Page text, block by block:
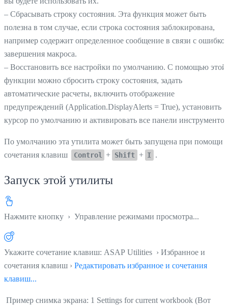
– Сбрасывать строку состояния. Эта функция может быть
полезна в том случае, если строка состояния заблокирована,
например содержит определенное сообщение в связи с
завершения макроса.
– Восстановить все настройки по умолчанию. С помощью этой
функции можно сбросить строку состояния, задать
автоматические расчеты, включить отображение
предупреждений (Application.DisplayAlerts = True), установить
курсор по умолчанию и активировать все панели
По умолчанию эта утилита может быть запущена при помощи
сочетания клавиш
Control + Shift + I .
Запуск этой утилиты
Нажмите кнопку › Управление режимами просмотра...
Укажите сочетание клавиш: ASAP Utilities › Избранное и
сочетания клавиш › Редактировать избранное и сочетания
клавиш...
Пример снимка экрана: 1 Settings for current workbook (Вот